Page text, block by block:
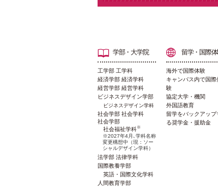
学部・大学院
工学部 工学科
経済学部 経済学科
経営学部 経営学科
ビジネスデザイン学部
ビジネスデザイン学科
社会学部 社会学科
社会学部
社会福祉学科※
※2027年4月､学科名称
変更構想中（現：ソー
シャルデザイン学科）
法学部 法律学科
国際教養学部
英語・国際文化学科
人間教育学部
留学・国際
海外で国際体験
キャンパス内で国際
験
協定大学・機関
外国語教育
留学をバックアップ
る奨学金・援助金